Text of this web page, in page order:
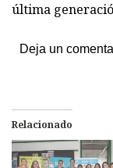
última
Deja un
Relacionado